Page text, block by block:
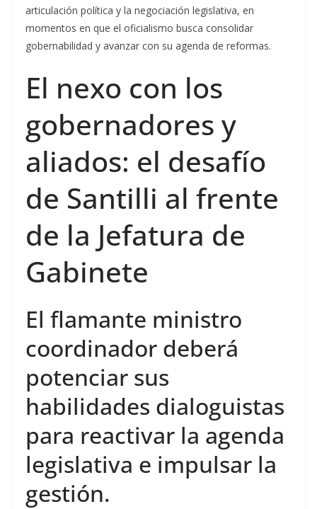
articulación política y la negociación legislativa, en
momentos en que el oficialismo busca consolidar
gobernabilidad y avanzar con su agenda de reformas.
El nexo con los
gobernadores y
aliados: el desafío
de Santilli al frente
de la Jefatura de
Gabinete
El flamante ministro
coordinador deberá
potenciar sus
habilidades dialoguistas
para reactivar la agenda
legislativa e impulsar la
gestión.